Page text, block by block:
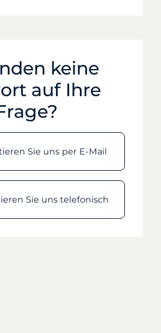
keine
auf Ihre
Sie uns per E-Mail
Sie uns telefonisch